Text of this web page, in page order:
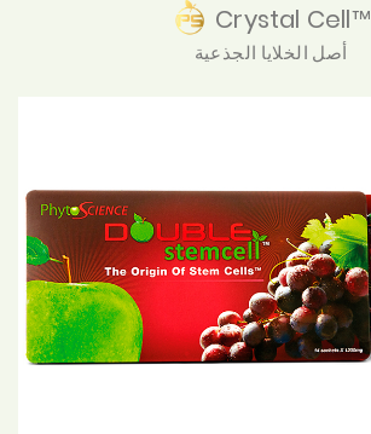
Crystal Cell™
أصل الخلايا الجذعية